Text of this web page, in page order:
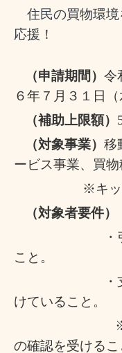
住民の買物環
応援！
（申請期間）令
６年７月３１日（
（補助上限額）
（対象事業）移
ービス事業、買
※キッ
（対象者要件）
・引き
こと。
・支援機
けていること。
※支援機
の確認を受ける